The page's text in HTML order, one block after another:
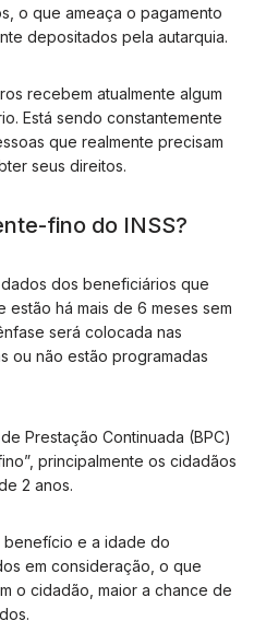
o que ameaça o pagamento
depositados pela autarquia.
recebem atualmente algum
Está sendo constantemente
que realmente precisam
seus direitos.
fino do INSS?
dos beneficiários que
há mais de 6 meses sem
será colocada nas
ou não estão programadas
Prestação Continuada (BPC)
principalmente os cidadãos
2 anos.
e a idade do
em consideração, o que
o cidadão, maior a chance de